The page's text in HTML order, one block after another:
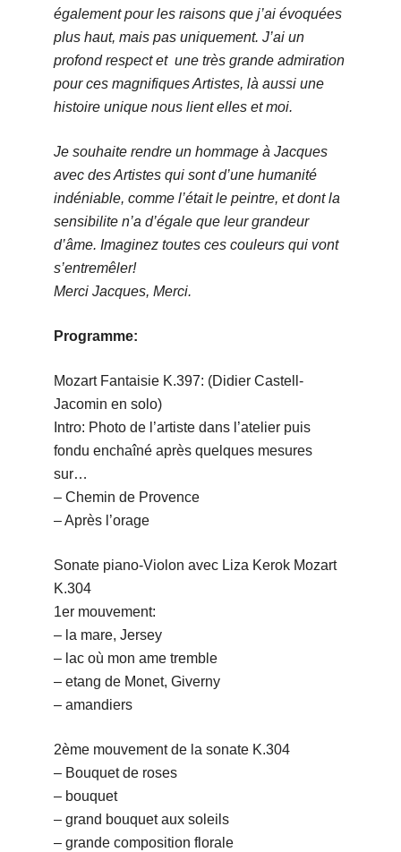
également pour les raisons que j’ai évoquées
plus haut, mais pas uniquement. J’ai un
profond respect et une très grande admiration
pour ces magnifiques Artistes, là aussi une
histoire unique nous lient elles et moi.
Je souhaite rendre un hommage à Jacques
avec des Artistes qui sont d’une humanité
indéniable, comme l’était le peintre, et dont la
sensibilite n’a d’égale que leur grandeur
d’âme. Imaginez toutes ces couleurs qui vont
s’entremêler!
Merci Jacques, Merci.
Programme:
Mozart Fantaisie K.397: (Didier Castell-
Jacomin en solo)
Intro: Photo de l’artiste dans l’atelier puis
fondu enchaîné après quelques mesures
sur…
– Chemin de Provence
– Après l’orage
Sonate piano-Violon avec Liza Kerok Mozart
K.304
1er mouvement:
– la mare, Jersey
– lac où mon ame tremble
– etang de Monet, Giverny
– amandiers
2ème mouvement de la sonate K.304
– Bouquet de roses
– bouquet
– grand bouquet aux soleils
– grande composition florale